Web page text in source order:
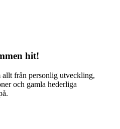
hit!
från personlig utveckling,
och gamla hederliga